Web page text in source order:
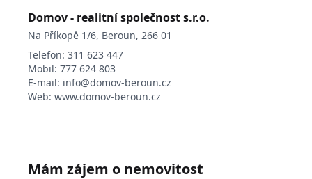
Domov - realitní společnost s.r.o.
Na Příkopě 1/6, Beroun, 266 01
Telefon: 311 623 447
Mobil: 777 624 803
E-mail: info@domov-beroun.cz
Web: www.domov-beroun.cz
Mám zájem o nemovitost